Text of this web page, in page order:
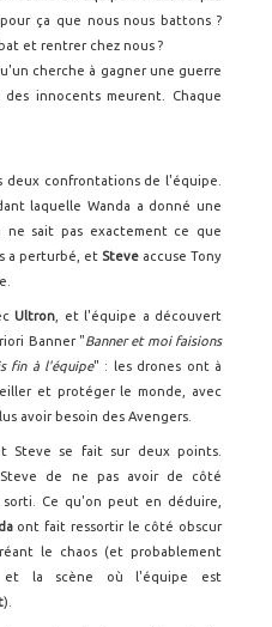
ça que nous nous battons ?
et rentrer chez nous ?
cherche à gagner une guerre
innocents meurent. Chaque
deux confrontations de l'équipe.
laquelle Wanda a donné une
ne sait pas exactement ce que
a perturbé, et Steve accuse Tony
Ultron , et l'équipe a découvert
Banner "Banner et moi faisions
fin à l'équipe" : les drones ont à
et protéger le monde, avec
avoir besoin des Avengers.
Steve se fait sur deux points.
Steve de ne pas avoir de côté
Ce qu'on peut en déduire,
ont fait ressortir le côté obscur
le chaos (et probablement
et la scène où l'équipe est
).